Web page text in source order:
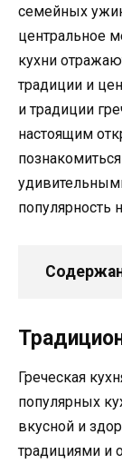
семейных
центральное
кухни
традиции и
и традиции
настоящим
популярность
Греческая
популярных
вкусной и
традициями и